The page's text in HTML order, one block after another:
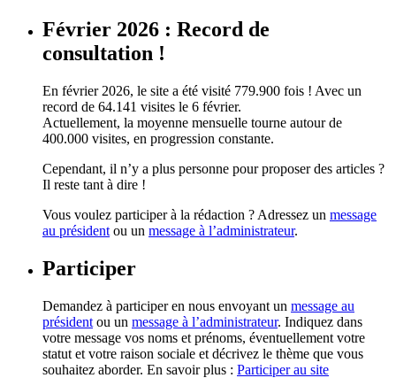
Février 2026 : Record de
consultation !
En février 2026, le site a été visité 779.900 fois ! Avec un
record de 64.141 visites le 6 février.
Actuellement, la moyenne mensuelle tourne autour de
400.000 visites, en progression constante.
Cependant, il n’y a plus personne pour proposer des articles ?
Il reste tant à dire !
Vous voulez participer à la rédaction ? Adressez un message
au président ou un message à l’administrateur.
Participer
Demandez à participer en nous envoyant un message au
président ou un message à l’administrateur. Indiquez dans
votre message vos noms et prénoms, éventuellement votre
statut et votre raison sociale et décrivez le thème que vous
souhaitez aborder. En savoir plus : Participer au site